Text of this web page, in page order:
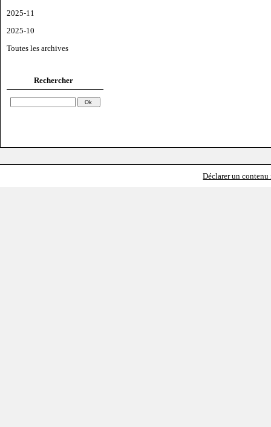
2025-11
2025-10
Toutes les archives
Rechercher
Déclarer un